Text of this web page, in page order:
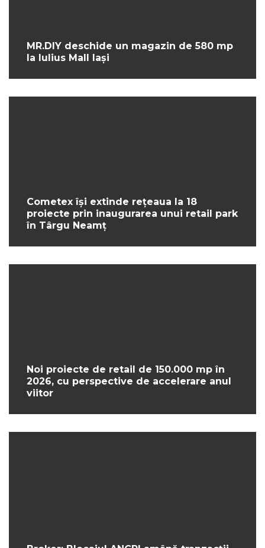
MR.DIY deschide un magazin de 580 mp
la Iulius Mall Iași
Cometex își extinde rețeaua la 18
proiecte prin inaugurarea unui retail park
în Târgu Neamț
Noi proiecte de retail de 150.000 mp în
2026, cu perspective de accelerare anul
viitor